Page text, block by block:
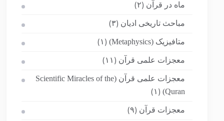
ماه در قرآن (۲)
مباحث تاریخی ادیان (۳)
متافیزیک (Metaphysics) (۱)
معجزات علمی قرآن (۱۱)
معجزات علمی قرآن (Scientific Miracles of the
Quran)
(۱)
معجزات قرآن (۹)